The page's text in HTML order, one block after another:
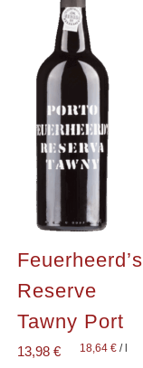
Feuerheerd’s
Reserve
Tawny Port
13,98 € 18,64€ /